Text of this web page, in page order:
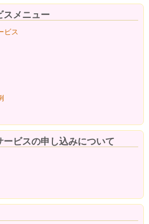
メニュー
ビス
ビスの申し込みについて